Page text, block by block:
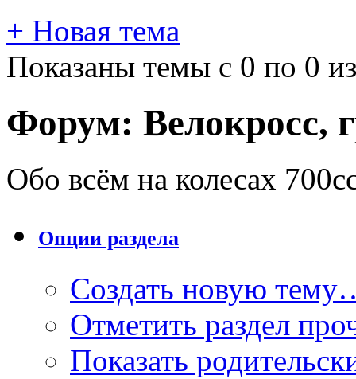
+ Новая тема
Показаны темы с 0 по 0
Форум: Велокросc,
Обо всём на колесах
Опции раздела
Создать новую
Отметить раздел
Показать